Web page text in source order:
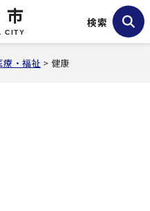
CITY
検索
療・福祉 > 健康